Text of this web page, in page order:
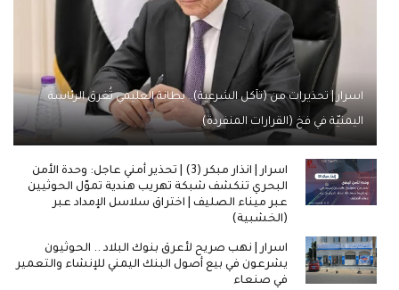
اسرار | تحذيرات من (تآكل الشرعية).. بطانة العليمي تُغرق الرئاسة
اليمنيّة في فخ (القرارات المنفردة)
اسرار | انذار مبكر (3) | تحذير أمني عاجل: وحدة الأمن
البحري تنكشف شبكة تهريب هندية تموّل الحوثيين
عبر ميناء الصليف | اختراق سلاسل الإمداد عبر
(الخشبية)
اسرار | نهب صريح لأعرق بنوك البلاد .. الحوثيون
يشرعون في بيع أصول البنك اليمني للإنشاء والتعمير
في صنعاء